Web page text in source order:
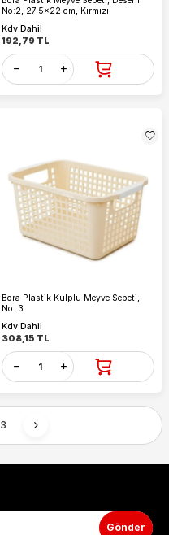
No:2, 27.5x22 cm, Kırmızı
Kdv Dahil
192,79 TL
Bora Plastik Kulplu Meyve Sepeti,
No: 3
Kdv Dahil
308,15 TL
3
Gönder